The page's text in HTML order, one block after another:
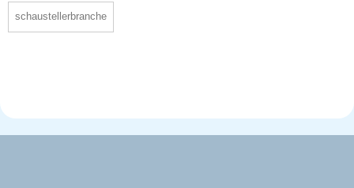
schaustellerbranche